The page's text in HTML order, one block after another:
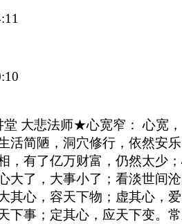
堂 大悲法师★心宽窄： 心宽
活简陋，洞穴修行，依然安
，有了亿万财富，仍然太少
大了，大事小了；看淡世间
其心，容天下物；虚其心，
下事；定其心，应天下变。